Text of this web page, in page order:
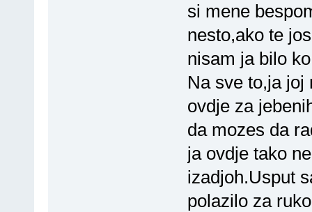
si mene
nesto,ako te
nisam ja bilo
Na sve to,ja joj
ovdje za
da mozes da
ja ovdje tako
izadjoh.Usput
polazilo za